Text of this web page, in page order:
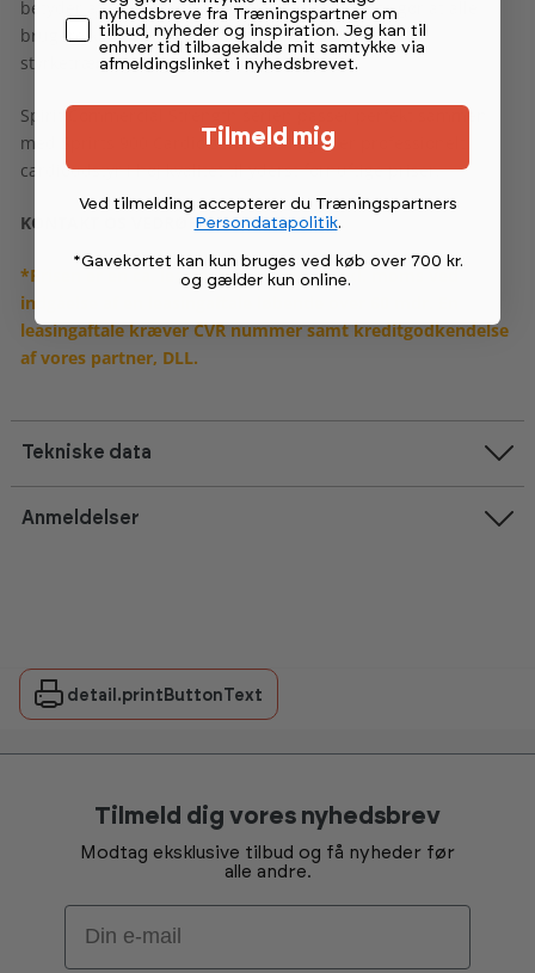
betyder at selve stangen 'kun' vejer 2 kg. Dette gør at alle
brugere kan anvende dette smith stativ både til
styrketræning og genoptræning.
Spirit Commercial Strength serien passer perfekt sammen
med Sprirts 900 Cardio serie, som også er professionelt
cardioudstyr i høj kvalitet til yderst fornuftige priser.
KONTAKT OS VEDRØRENDE TILBUD
*Prisen er en ca. leasingpris pr. md. ekskl. moms ved
indgåelse af en leasingaftale løbende over 60 mdr. En
leasingaftale kræver CVR nummer samt kreditgodkendelse
af vores partner, DLL.
Tekniske data
Anmeldelser
detail.printButtonText
Tilmeld dig vores nyhedsbrev
Modtag eksklusive tilbud og få nyheder før
alle andre.
Email
nyhedsbreve fra Træningspartner om
tilbud, nyheder og inspiration. Jeg kan til
enhver tid tilbagekalde mit samtykke via
afmeldingslinket i nyhedsbrevet.
Tilmeld mig
Ved tilmelding accepterer du Træningspartners
Persondatapolitik.
*Gavekortet kan kun bruges ved køb over 700 kr.
og gælder kun online.